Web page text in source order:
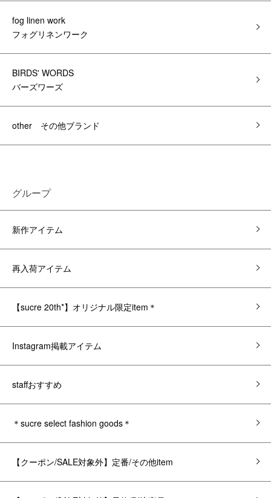
fog linen work
フォグリネンワーク
BIRDS' WORDS
バーズワーズ
other その他ブランド
グループ
新作アイテム
再入荷アイテム
【sucre 20th*】オリジナル限定item＊
Instagram掲載アイテム
staffおすすめ
＊sucre select fashion goods＊
【クーポン/SALE対象外】定番/その他item